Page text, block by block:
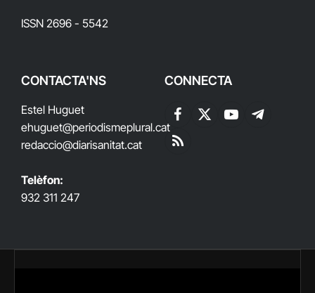
ISSN 2696 - 5542
CONTACTA'NS
Estel Huguet
ehuguet@periodismeplural.cat
redaccio@diarisanitat.cat
Telèfon:
932 311 247
CONNECTA
Facebook
X
YouTubeTelegram
RSS